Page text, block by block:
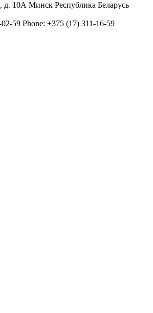
д. 10А Минск Республика Беларусь
59 Phone: +375 (17) 311-16-59